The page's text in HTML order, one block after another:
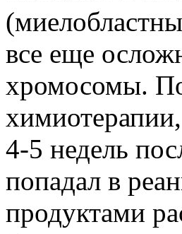
все еще
хромосомы.
4-5 недель
попадал в
продуктами